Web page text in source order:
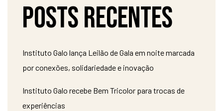
Posts recentes
Instituto Galo lança Leilão de Gala em noite marcada
por conexões, solidariedade e inovação
Instituto Galo recebe Bem Tricolor para trocas de
experiências